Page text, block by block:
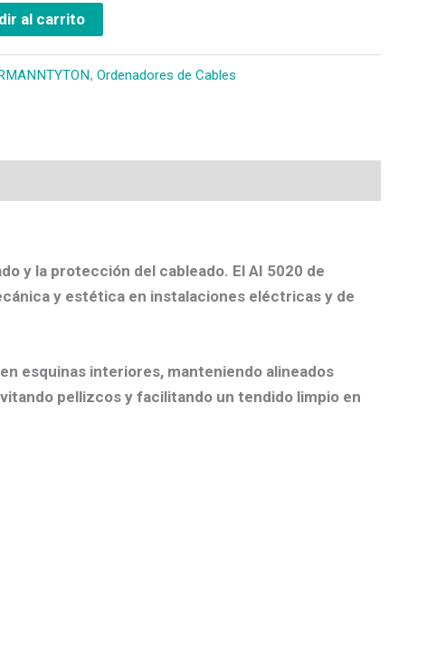
al carrito
, Ordenadores de Cables
y la protección del cableado. El AI 5020 de
y estética en instalaciones eléctricas y de
en esquinas interiores, manteniendo alineados
pellizcos y facilitando un tendido limpio en